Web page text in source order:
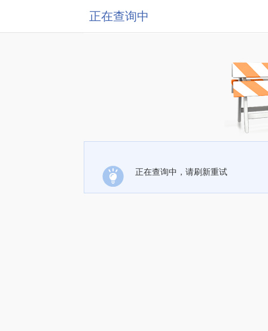
正在查询中
正在查询中，请刷新重试